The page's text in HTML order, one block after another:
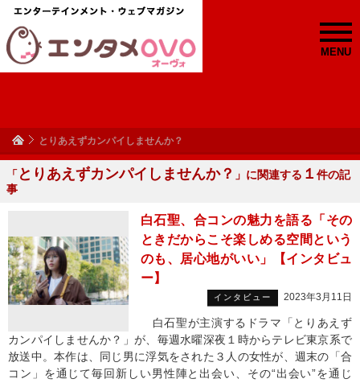
MENU
とりあえずカンパイしませんか？
「 とりあえずカンパイしませんか？ 」に関連する １ 件の記
事
白石聖、合コンの魅力を語る「その
ときだからこそ楽しめる空間という
のも、居心地がいい」【インタビュ
ー】
インタビュー 2023年3月11日
白石聖が主演するドラマ「とりあえず
カンパイしませんか？」が、毎週水曜深夜１時からテレビ東京系で
放送中。本作は、同じ男に浮気をされた３人の女性が、週末の「合
コン」を通じて毎回新しい男性陣と出会い、その“出会い”を通じ